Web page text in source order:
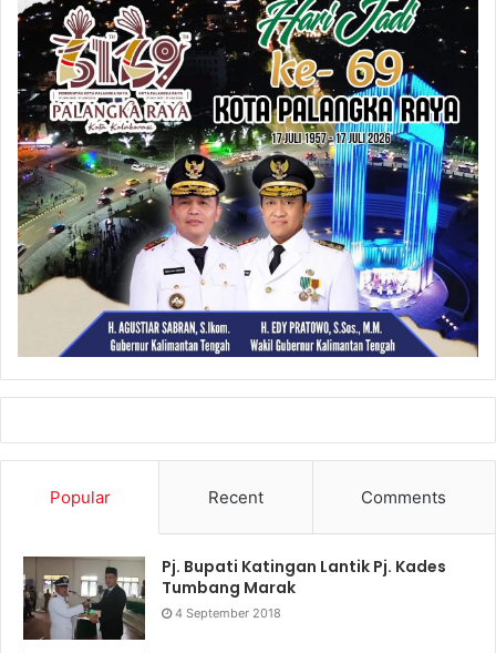
Popular Recent Comments
Pj. Bupati Katingan Lantik Pj. Kades
Tumbang Marak
4 September 2018